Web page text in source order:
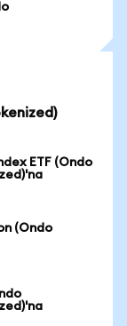
ETF (Ondo
(Ondo